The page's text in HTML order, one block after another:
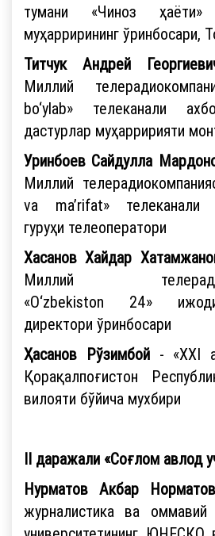
тумани «Чиноз
муҳаррирининг ўринбосари,
Титчук Андрей
Миллий
bo‘ylab» телеканали
дастурлар муҳарририяти
Уринбоев Сайдулла
Миллий
va ma’rifat» телеканали
гуруҳи телеоператори
Хасанов Хайдар
Миллий
«O‘zbekiston 24»
директори ўринбосари
Ҳасанов Рўзимбой - «ХХI
Қорақалпоғистон
вилояти бўйича мухбири
II даражали «Соғлом авлод
Нурматов Акбар
журналистика ва оммавий